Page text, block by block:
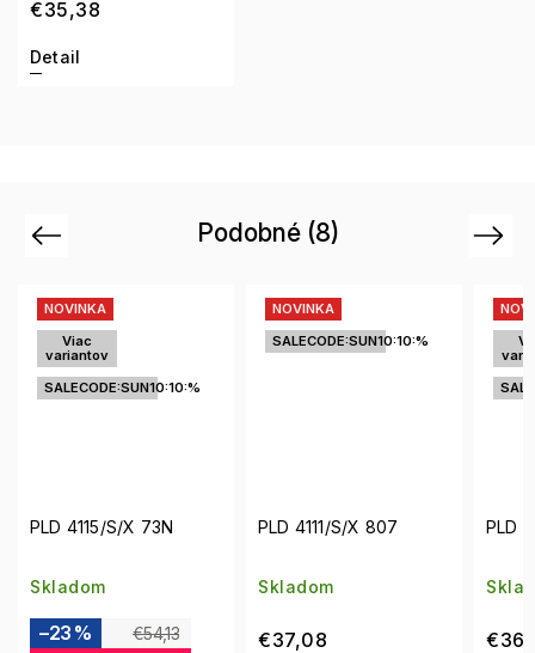
€35,38
Detail
Podobné (8)
Previous
NOVINKA
SALECODE:SUN10:10:%
PLD 4111/S/X 807
Skladom
€37,08
NOVINKA
Viac
variantov
PLD 4194/S YDC/SP
Skladom
€36,21
Next